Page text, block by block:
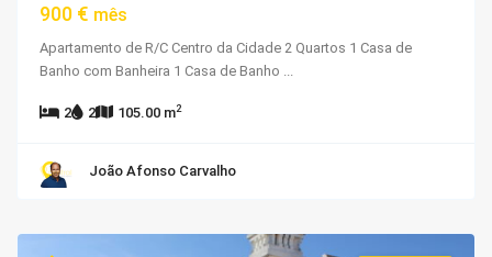
900 € mês
Apartamento de R/C Centro da Cidade 2 Quartos 1 Casa de
Banho com Banheira 1 Casa de Banho
2 2 105.00 m2
João Afonso Carvalho